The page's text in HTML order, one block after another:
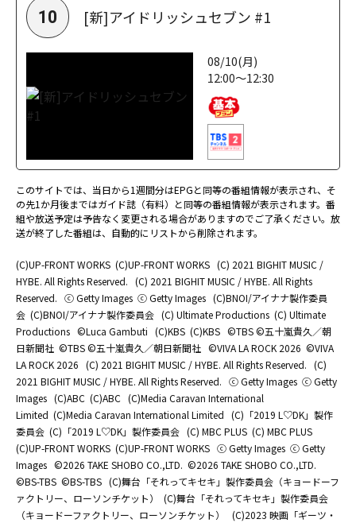
10 [新]アイドリッシュセブン #1
08/10(月)
12:00～12:30
このサイトでは、当日から1週間分はEPGと同等の番組情報が表示され、そ
の先1か月後まではガイド誌（有料）と同等の番組情報が表示されます。番
組や放送予定は予告なく変更される場合がありますのでご了承ください。放
送が終了した番組は、自動的にリストから削除されます。
(C)UP-FRONT WORKS (C)UP-FRONT WORKS (C) 2021 BIGHIT MUSIC /
HYBE. All Rights Reserved. (C) 2021 BIGHIT MUSIC / HYBE. All Rights
Reserved. ⓒ Getty Images ⓒ Getty Images (C)BNOI/アイナナ製作委員
会 (C)BNOI/アイナナ製作委員会 (C) Ultimate Productions (C) Ultimate
Productions ©Luca Gambuti (C)KBS (C)KBS ©TBS ©五十嵐貴久／朝
日新聞社 ©TBS ©五十嵐貴久／朝日新聞社 ©️VIVA LA ROCK 2026 ©️VIVA
LA ROCK 2026 (C) 2021 BIGHIT MUSIC / HYBE. All Rights Reserved. (C)
2021 BIGHIT MUSIC / HYBE. All Rights Reserved. ⓒ Getty Images ⓒ Getty
Images (C)ABC (C)ABC (C)Media Caravan International
Limited (C)Media Caravan International Limited (C)「2019 L♡DK」製作
委員会 (C)「2019 L♡DK」製作委員会 (C) MBC PLUS (C) MBC PLUS
(C)UP-FRONT WORKS (C)UP-FRONT WORKS ⓒ Getty Images ⓒ Getty
Images ©2026 TAKE SHOBO CO.,LTD. ©2026 TAKE SHOBO CO.,LTD.
©BS-TBS ©BS-TBS (C)舞台「それってキセキ」製作委員会（キョードーフ
ァクトリー、ローソンチケット）
(C)舞台「それってキセキ」製作委員会
（キョードーファクトリー、ローソンチケット）
(C)2023 映画「ギーツ・